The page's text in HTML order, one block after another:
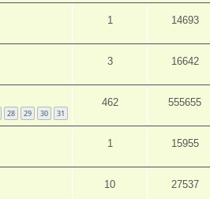
1 14693
3 16642
28 29 30 31
462 555655
1 15955
10 27537